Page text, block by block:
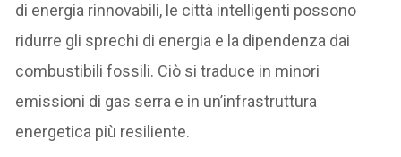
di energia rinnovabili, le città intelligenti possono
ridurre gli sprechi di energia e la dipendenza dai
combustibili fossili. Ciò si traduce in minori
emissioni di gas serra e in un’infrastruttura
energetica più resiliente.